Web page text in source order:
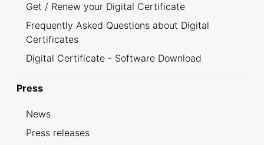
Get / Renew your Digital Certificate
Frequently Asked Questions about Digital
Certificates
Digital Certificate - Software Download
Press
News
Press releases